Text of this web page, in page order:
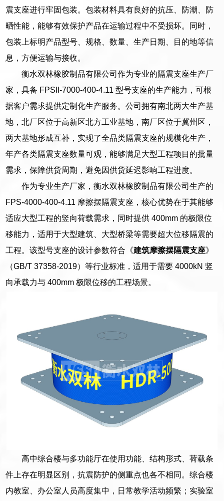
震支座进行牢固包装。包装材料具有良好的抗压、防潮、防
晒性能，能够有效保护产品在运输过程中不受损坏。同时，
包装上标明产品型号、规格、数量、生产日期、目的地等信
息，方便运输与接收。
衡水双林橡胶制品有限公司作为专业的隔震支座生产厂
家，具备 FPSII-7000-400-4.11 型号支座的生产能力，可根
据客户需求提供定制化生产服务。公司拥有南北两大生产基
地，北厂区位于高新区北方工业基地，南厂区位于冀州区，
两大基地形成互补，实现了全品类隔震支座的规模化生产，
年产各类隔震支座数量可观，能够满足大型工程项目的批量
需求，保障供货周期，避免因供货延迟影响工程进度。
作为专业生产厂家，衡水双林橡胶制品有限公司生产的
FPS-4000-400-4.11 摩擦摆隔震支座，核心优势在于其能够
适应大型工程的竖向荷载需求，同时提供 400mm 的极限位
移能力，适用于大型建筑、大型桥梁等需要超大位移隔震的
工程。该型号支座的设计参数符合《建筑摩擦摆隔震支座》
（GB/T 37358-2019）等行业标准，适用于需要 4000kN 竖
向承载力与 400mm 极限位移的工程场景。
高中综合楼与多功能厅在使用功能、结构形式、荷载条
件上存在明显区别，抗震防护的侧重点也各不相同。综合楼
内教室、办公室人员高度集中，日常教学活动频繁；实验室